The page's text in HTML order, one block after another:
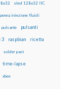
oled 128x32 IIC
penna iniezione fluidi
pulsante pulsanti
3 raspbian ricetta
solder past
time-lapse
xbee